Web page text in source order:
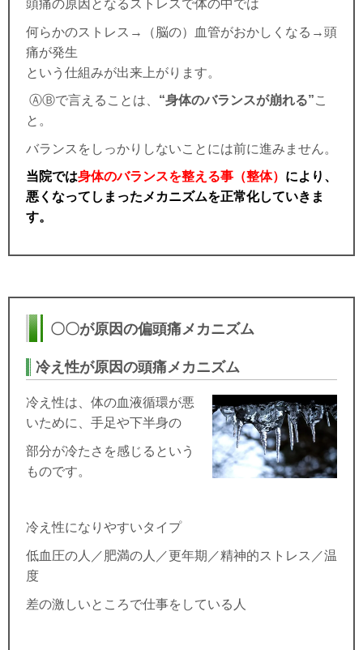
頭痛の原因となるストレスで体の中では
何らかのストレス→（脳の）血管がおかしくなる→頭
痛が発生
という仕組みが出来上がります。
ⒶⒷで言えることは、 “身体のバランスが崩れる”こ
と。
バランスをしっかりしないことには前に進みません。
当院では身体のバランスを整える事（整体） により、
悪くなってしまったメカニズムを正常化していきま
す。
〇〇が原因の偏頭痛メカニズム
冷え性が原因の頭痛メカニズム
冷え性は、体の血液循環が悪
いために、手足や下半身の
部分が冷たさを感じるという
ものです。
冷え性になりやすいタイプ
低血圧の人／肥満の人／更年期／精神的ストレス／温
度
差の激しいところで仕事をしている人